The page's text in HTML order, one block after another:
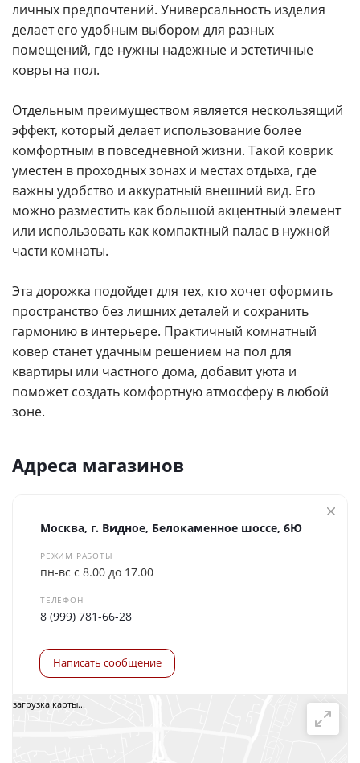
личных предпочтений. Универсальность изделия
делает его удобным выбором для разных
помещений, где нужны надежные и эстетичные
ковры на пол.
Отдельным преимуществом является нескользящий
эффект, который делает использование более
комфортным в повседневной жизни. Такой коврик
уместен в проходных зонах и местах отдыха, где
важны удобство и аккуратный внешний вид. Его
можно разместить как большой акцентный элемент
или использовать как компактный палас в нужной
части комнаты.
Эта дорожка подойдет для тех, кто хочет оформить
пространство без лишних деталей и сохранить
гармонию в интерьере. Практичный комнатный
ковер станет удачным решением на пол для
квартиры или частного дома, добавит уюта и
поможет создать комфортную атмосферу в любой
зоне.
Адреса магазинов
Москва, г. Видное, Белокаменное шоссе, 6Ю
РЕЖИМ РАБОТЫ
пн-вс с 8.00 до 17.00
ТЕЛЕФОН
8 (999) 781-66-28
Написать сообщение
загрузка карты...
*— Обязательные поля
Отправить